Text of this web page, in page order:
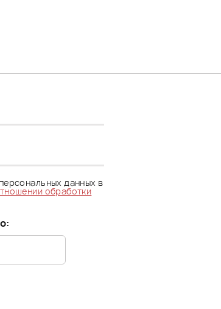
данных в
обработки